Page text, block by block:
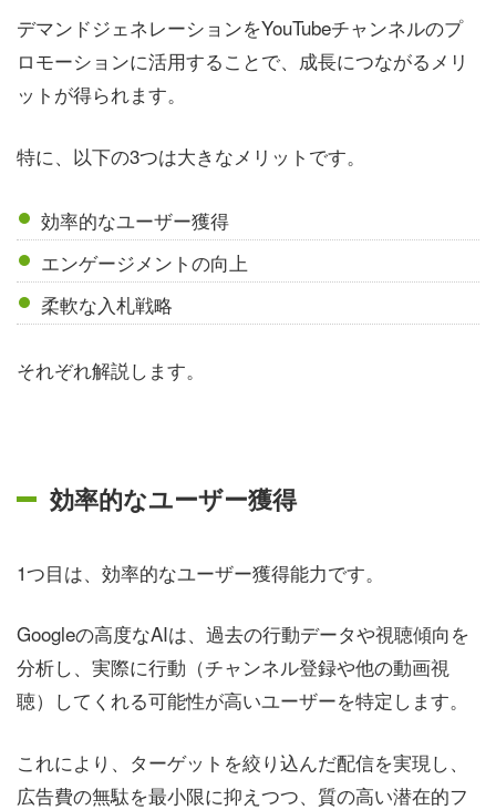
デマンドジェネレーションをYouTubeチャンネルのプ
ロモーションに活用することで、成長につながるメリ
ットが得られます。
特に、以下の3つは大きなメリットです。
効率的なユーザー獲得
エンゲージメントの向上
柔軟な入札戦略
それぞれ解説します。
効率的なユーザー獲得
1つ目は、効率的なユーザー獲得能力です。
Googleの高度なAIは、過去の行動データや視聴傾向を
分析し、実際に行動（チャンネル登録や他の動画視
聴）してくれる可能性が高いユーザーを特定します。
これにより、ターゲットを絞り込んだ配信を実現し、
広告費の無駄を最小限に抑えつつ、質の高い潜在的フ